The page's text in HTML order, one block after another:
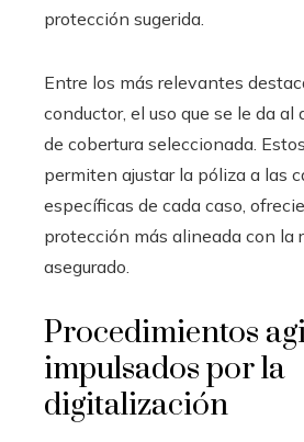
protección sugerida.
Entre los más relevantes
conductor, el uso que se le da
de cobertura seleccionada.
permiten ajustar la póliza a las
específicas de cada caso,
protección más alineada con la
asegurado.
Procedimientos
impulsados por la
digitalización